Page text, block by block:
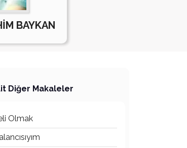
BAYKAN
Diğer Makaleler
Olmak